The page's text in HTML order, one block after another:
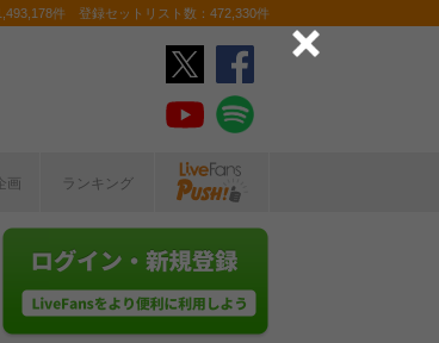
件 登録セットリスト数：472,330件
画 ランキング